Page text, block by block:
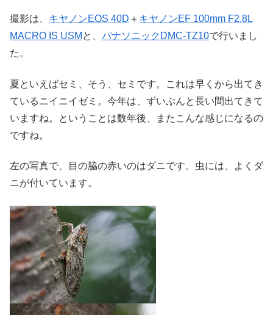
撮影は、 キヤノンEOS 40D ＋ キヤノンEF 100mm F2.8L
MACRO IS USM と、 パナソニックDMC-TZ10で行いまし
た。
夏といえばセミ、そう、セミです。これは早くから出てき
ているニイニイゼミ。今年は、ずいぶんと長い間出てきて
いますね。ということは数年後、またこんな感じになるの
ですね。
左の写真で、目の脇の赤いのはダニです。虫には、よくダ
ニが付いています。